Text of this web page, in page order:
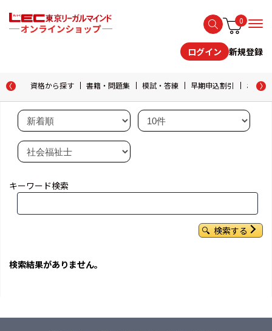
0
ログイン 新規登録
資格から探す 書籍・問題集 模試・答練 早期申込割引 おため
キーワード検索
検索する
検索結果がありません。